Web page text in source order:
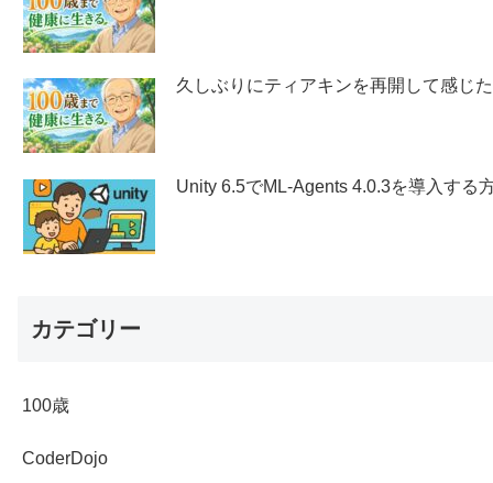
久しぶりにティアキンを再開して感じ
Unity 6.5でML-Agents 4.0.3を導入する
カテゴリー
100歳
CoderDojo